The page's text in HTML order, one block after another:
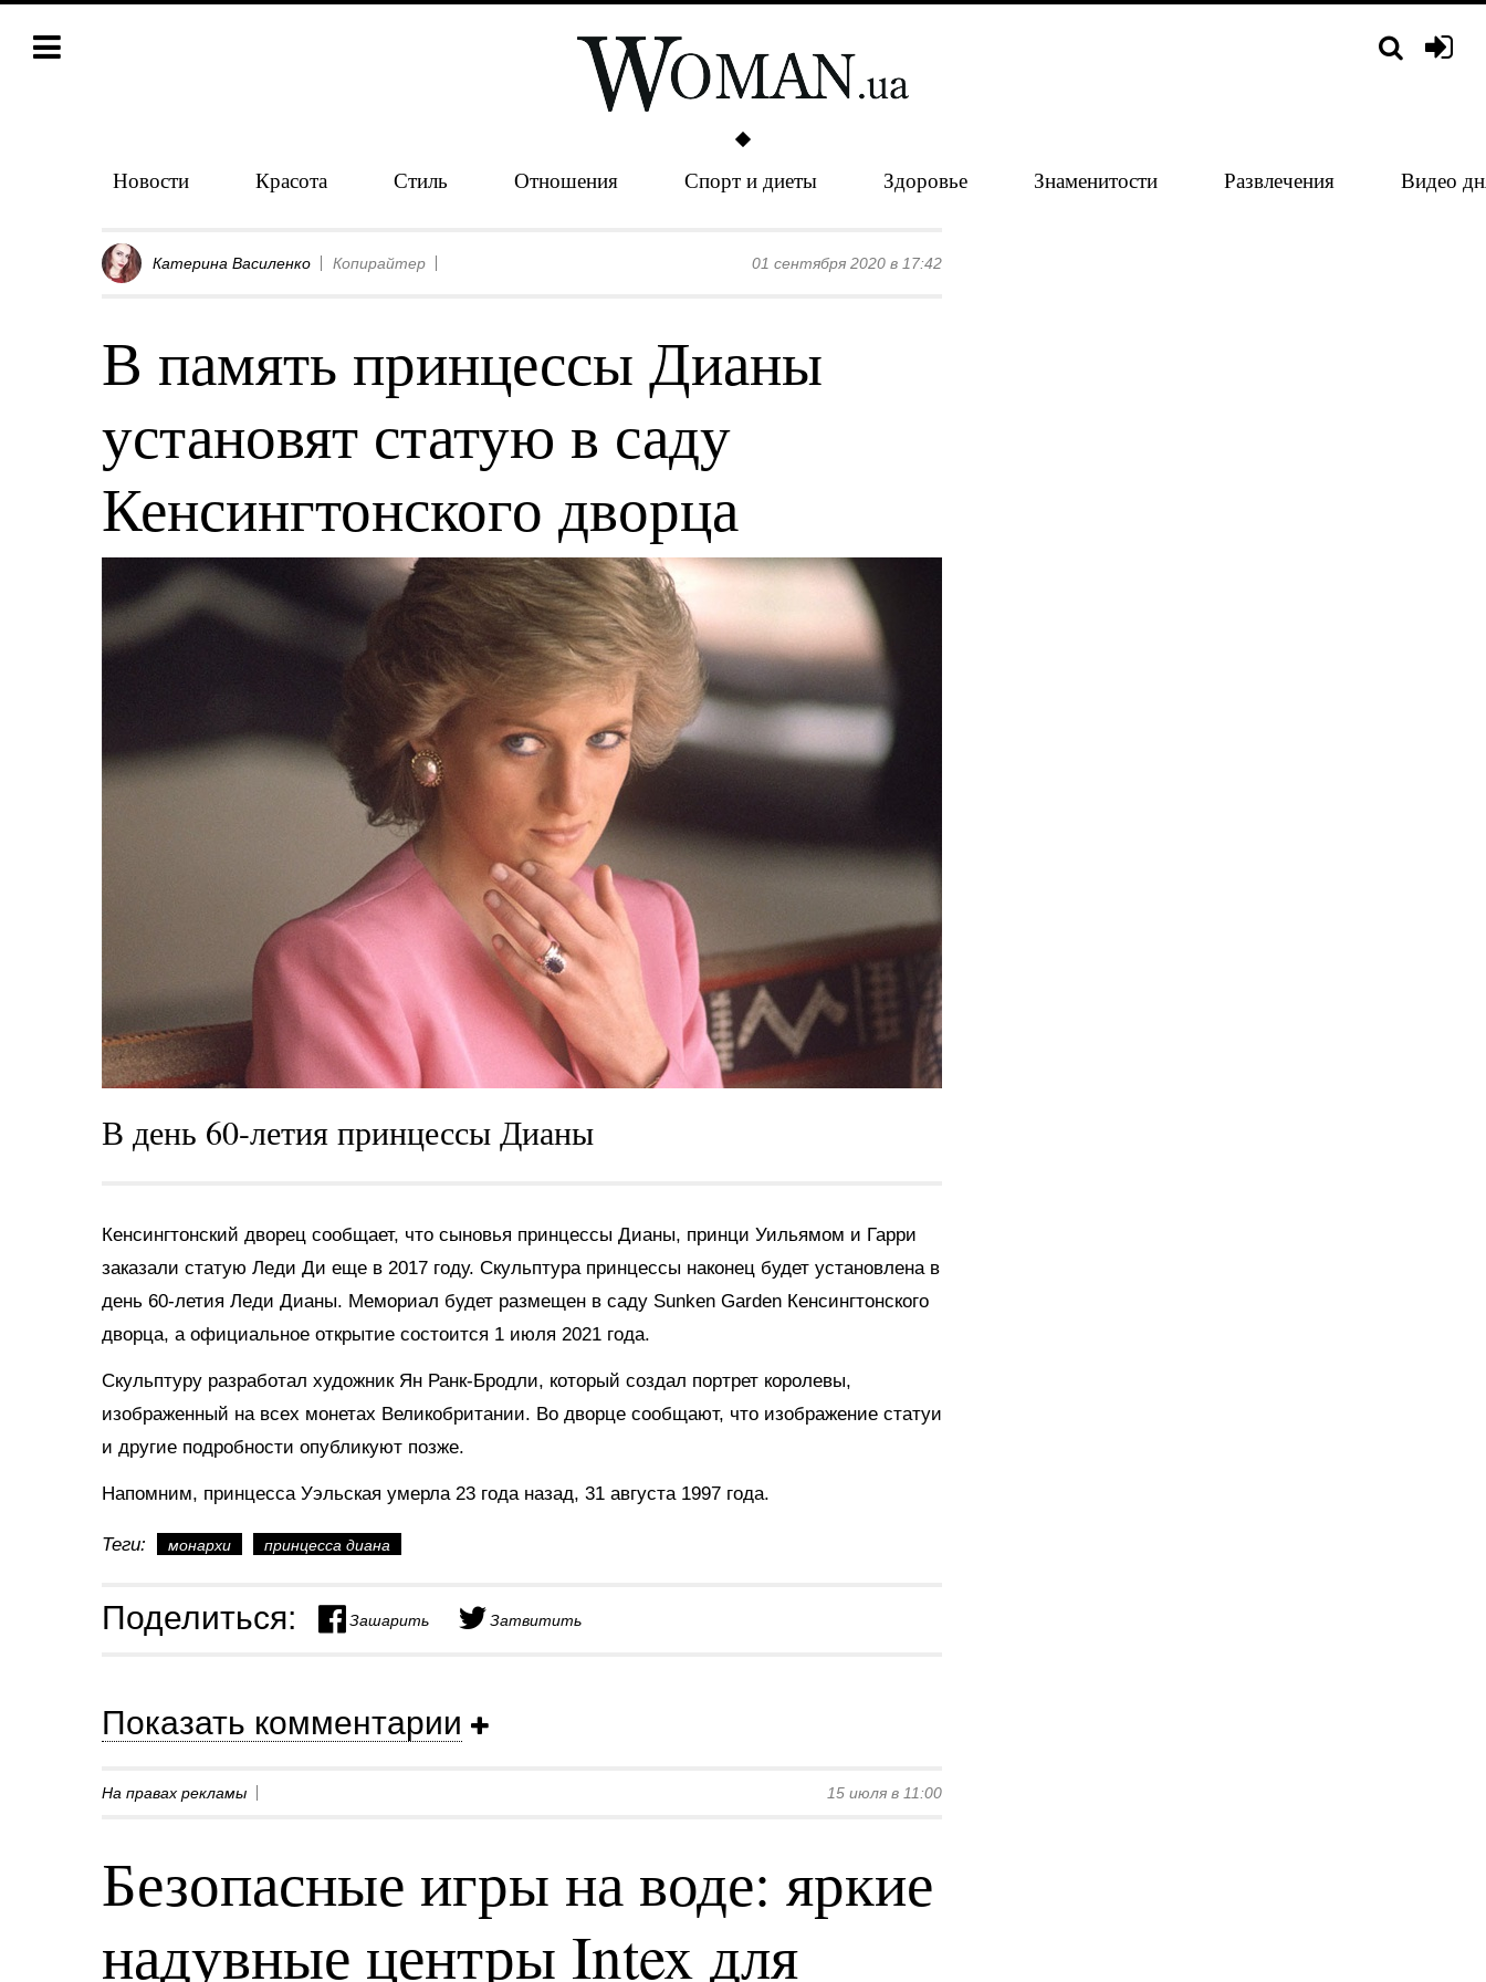
Новости Красота Стиль Отношения Спорт и диеты Здоровье Знаменитости Развлечения Видео
Катерина Василенко Копирайтер 01 сентября 2020 в 17:42
В память принцессы Дианы
установят статую в саду
Кенсингтонского дворца
В день 60-летия принцессы Дианы
Кенсингтонский дворец сообщает, что сыновья принцессы Дианы, принци Уильямом и Гарри
заказали статую Леди Ди еще в 2017 году. Скульптура принцессы наконец будет установлена ​​в
день 60-летия Леди Дианы. Мемориал будет размещен в саду Sunken Garden Кенсингтонского
дворца, а официальное открытие состоится 1 июля 2021 года.
Скульптуру разработал художник Ян Ранк-Бродли, который создал портрет королевы,
изображенный на всех монетах Великобритании. Во дворце сообщают, что изображение статуи
и другие подробности опубликуют позже.
Напомним, принцесса Уэльская умерла 23 года назад, 31 августа 1997 года.
Теги: монархи принцесса диана
Поделиться: Зашарить Затвитить
Показать комментарии
На правах рекламы 15 июля в 11:00
Безопасные игры на воде: яркие
надувные центры Intex для